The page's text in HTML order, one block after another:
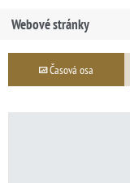
Webové stránky
Časová osa